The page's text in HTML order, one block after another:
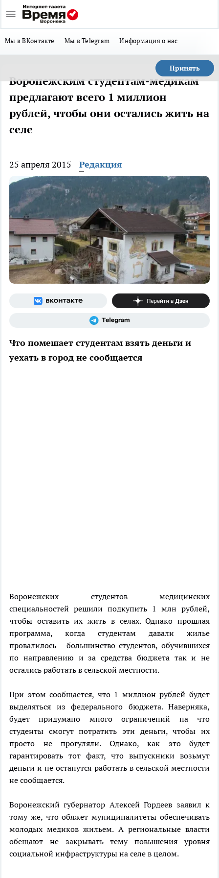
Мы в ВКонтакте Мы в Telegram Информация о нас
Принять
Воронежским студентам-медикам
предлагают всего 1 миллион
рублей, чтобы они остались жить на
селе
25 апреля 2015 Редакция
Что помешает студентам взять деньги и
уехать в город не сообщается
Воронежских студентов медицинских
специальностей решили подкупить 1 млн рублей,
чтобы оставить их жить в селах. Однако прошлая
программа, когда студентам давали жилье
провалилось - большинство студентов, обучившихся
по направлению и за средства бюджета так и не
остались работать в сельской местности.
При этом сообщается, что 1 миллион рублей будет
выделяться из федерального бюджета. Наверняка,
будет придумано много ограничений на что
студенты смогут потратить эти деньги, чтобы их
просто не прогуляли. Однако, как это будет
гарантировать тот факт, что выпускники возьмут
деньги и не останутся работать в сельской местности
не сообщается.
Воронежский губернатор Алексей Гордеев заявил к
тому же, что обяжет муниципалитеты обеспечивать
молодых медиков жильем. А региональные власти
обещают не закрывать тему повышения уровня
социальной инфраструктуры на селе в целом.